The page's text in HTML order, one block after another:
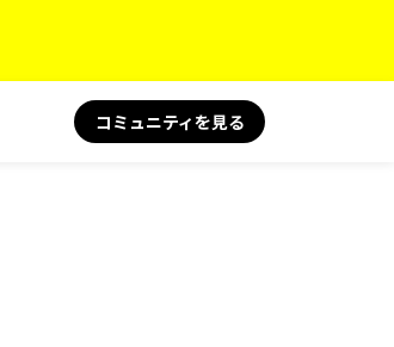
コミュニティを見る